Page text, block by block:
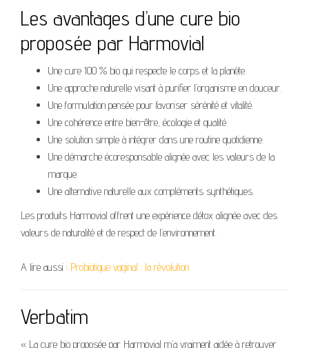
Les avantages d’une cure bio
proposée par Harmovial
Une cure 100 % bio qui respecte le corps et la planète.
Une approche naturelle visant à purifier l’organisme en douceur.
Une formulation pensée pour favoriser sérénité et vitalité.
Une cohérence entre bien-être, écologie et qualité.
Une solution simple à intégrer dans une routine quotidienne.
Une démarche écoresponsable alignée avec les valeurs de la
marque.
Une alternative naturelle aux compléments synthétiques.
Les produits Harmovial offrent une expérience détox alignée avec des
valeurs de naturalité et de respect de l’environnement.
A lire aussi : Probiotique vaginal : la révolution
Verbatim
« La cure bio proposée par Harmovial m’a vraiment aidée à retrouver